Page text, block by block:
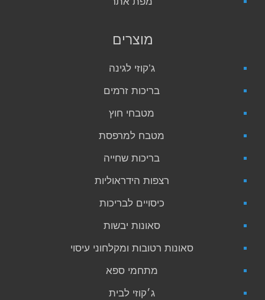
מוצרים
ג’קוזי לגינה
בריכות זרמים
מטבחי חוץ
מטבח למרפסת
בריכות שחייה
רצפות הידראוליות
כיסויים לבריכות
סאונות יבשות
סאונות רטובות ומקלחוני עיסוי
מתחמי ספא
ג׳קוזי לבית